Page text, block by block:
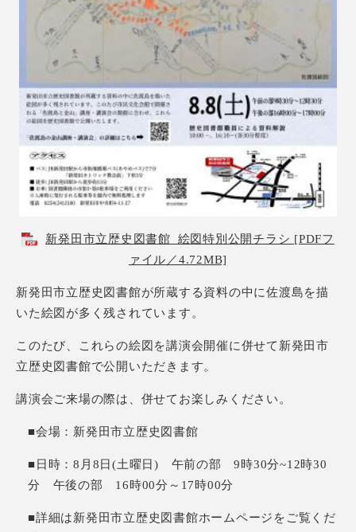
新発田市立歴史図書館_絵図特別公開チラシ [PDFフ
ァイル／4.72MB]
新発田市立歴史図書館が所蔵する資料の中に佐渡島を描
いた絵図が多く残されています。
このたび、これらの絵図を講演会開催に併せて新発田市
立歴史図書館で公開いただきます。
講演会ご来場の際は、併せてお楽しみください。
■会場：新発田市立歴史図書館
■日時：8月8日(土曜日) 午前の部 9時30分~12時30
分 午後の部 16時00分～17時00分
■詳細は新発田市立歴史図書館ホームページをご覧くだ